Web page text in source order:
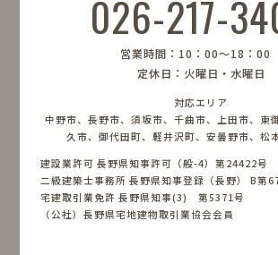
026-217-
営業時間：10：00〜18：00
定休日：火曜日・水曜日
対応エリア
中野市、長野市、須坂市、千曲市、上田市、東
久市、御代田町、軽井沢町、安曇野市、松
建設業許可 長野県知事許可（般-4）第24422号
二級建築士事務所 長野県知事登録（長野） B第
宅建取引業免許 長野県知事(3) 第5371号
（公社）長野県宅地建物取引業協会会員